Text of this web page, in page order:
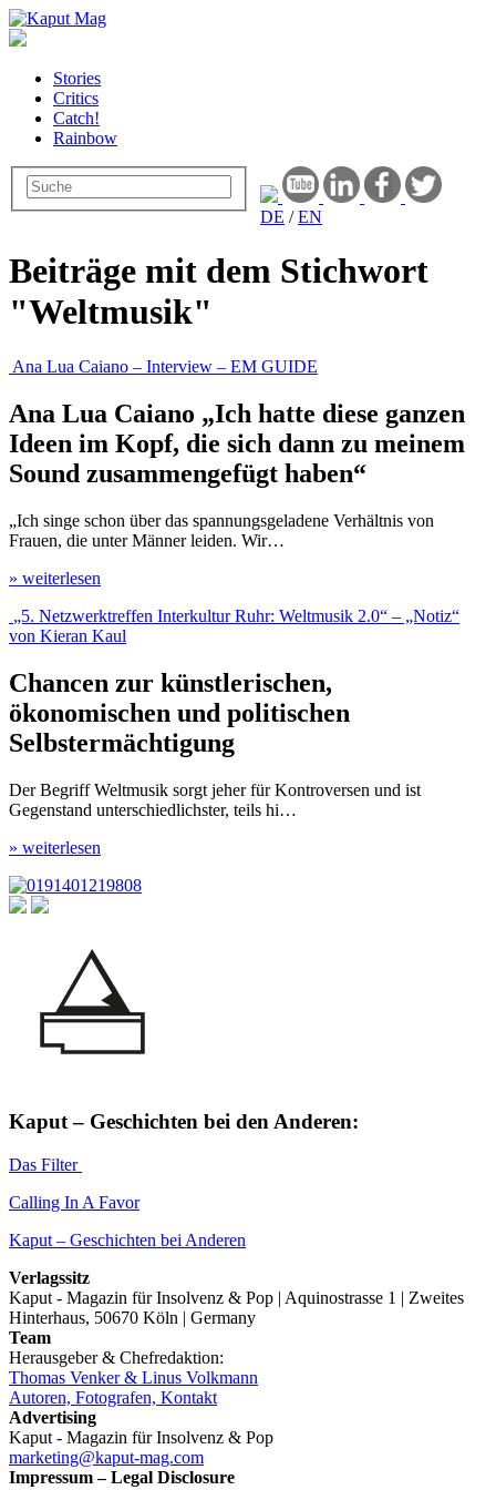
Stories
Critics
Catch!
Rainbow
DE /EN
Beiträge mit dem Stichwort
"Weltmusik"
Ana Lua Caiano – Interview – EM GUIDE
Ana Lua Caiano „Ich hatte diese ganzen
Ideen im Kopf, die sich dann zu meinem
Sound zusammengefügt haben“
„Ich singe schon über das spannungsgeladene Verhältnis von
Frauen, die unter Männer leiden. Wir…
» weiterlesen
„5. Netzwerktreffen Interkultur Ruhr: Weltmusik 2.0“ – „Notiz“
von Kieran Kaul
Chancen zur künstlerischen,
ökonomischen und politischen
Selbstermächtigung
Der Begriff Weltmusik sorgt jeher für Kontroversen und ist
Gegenstand unterschiedlichster, teils hi…
» weiterlesen
Kaput – Geschichten bei den Anderen:
Das Filter
Calling In A Favor
Kaput – Geschichten bei Anderen
Verlagssitz
Kaput - Magazin für Insolvenz & Pop | Aquinostrasse 1 | Zweites
Hinterhaus, 50670 Köln | Germany
Team
Herausgeber & Chefredaktion:
Thomas Venker & Linus Volkmann
Autoren, Fotografen, Kontakt
Advertising
Kaput - Magazin für Insolvenz & Pop
marketing@kaput-mag.com
Impressum – Legal Disclosure